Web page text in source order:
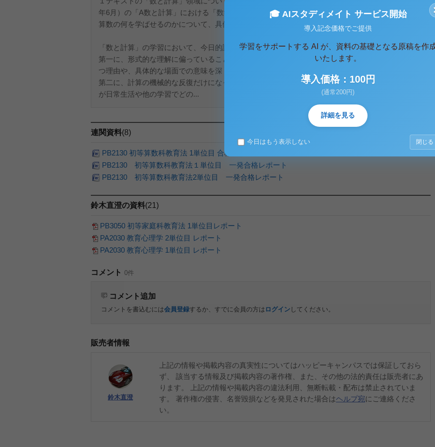
年6月）の「A数と計算」における「数学的活動」の教材を１つ取り上げ、どのような活動を通して
算数の何を学ばせるのかについて、具体例を挙げて説明しなさい。
「数と計算」の学習において、今日的課題は、以下の3点が大きな課題として挙げられる。
第一に、形式的な理解に偏っていることである。公式を丸暗記する傾向が強く、その公式が成り立
つ理由や、具体的な場面での意味を深く理解できていないこと。
第二に、計算の機械的な反復だけになっていることである。計算練習ばかりに重点が置かれ、計算
が日常生活や他の学習でどの...
連関資料(8)
PB2130 初等算数科教育法 1単位目 合格レポート
PB2130 初等算数科教育法１単位目 一発合格レポート
PB2130 初等算数科教育法2単位目 一発合格レポート
鈴木直澄の資料(21)
PB3050 初等家庭科教育法 1単位目レポート
PA2030 教育心理学 2単位目 レポート
PA2030 教育心理学 1単位目 レポート
コメント 0件
コメント追加
コメントを書込むには会員登録するか、すでに会員の方は ログイン してください。
販売者情報
鈴木直澄
上記の情報や掲載内容の真実性についてはハッピーキャンパスでは保証しておら
ず、 該当する情報及び掲載内容の著作権、また、その他の法的責任は販売者にあ
ります。 上記の情報や掲載内容の違法利用、無断転載・配布は禁止されていま
す。 著作権の侵害、名誉毀損などを発見された場合はヘルプ宛にご連絡くださ
い。
🎓 AIスタディメイト サービス開始
導入記念価格でご提供
学習をサポートする AI が、資料の基礎となる原稿を作
いたします。
導入価格：100円
(通常200円)
詳細を見る
今日はもう表示しない 閉じる